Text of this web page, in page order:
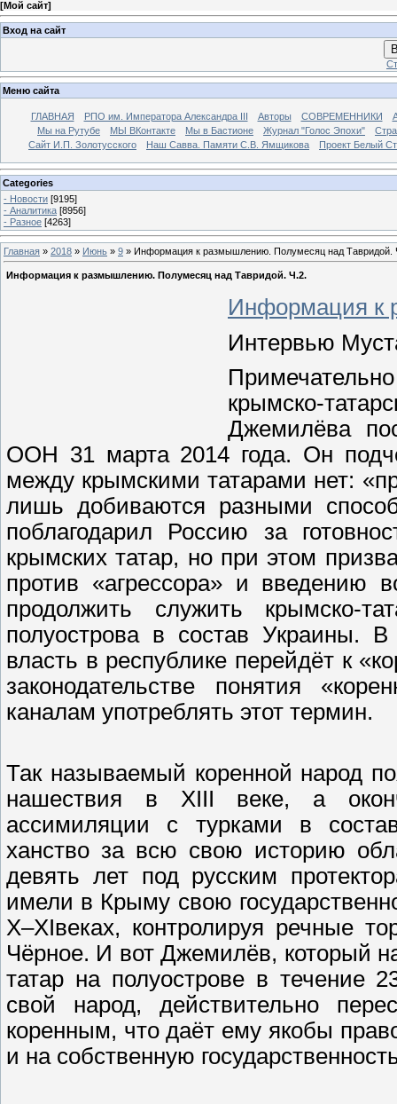
[Мой сайт]
Вход на сайт
Меню сайта
ГЛАВНАЯ РПО им. Императора Александра III Авторы СОВРЕМЕННИКИ
Мы на Рутубе
МЫ ВКонтакте Мы в Бастионе Журнал "Голос Эпохи"
Сайт И.П. Золотусского
Наш Савва. Памяти С.В. Ямщикова Проект Белый
Categories
- Новости [9195]
- Аналитика [8956]
- Разное [4263]
Главная » 2018 » Июнь » 9 » Информация к размышлению. Полумесяц над Тавридой.
Информация к размышлению. Полумесяц над Тавридой. Ч.2.
Информация к
Интервью
крымско-
Джемилёва
ООН 31 марта 2014 года. Он
между крымскими татарами нет:
лишь добиваются разными
поблагодарил Россию за
крымских татар, но при этом
против «агрессора» и
продолжить служить крымско-
полуострова в состав Украины.
власть в республике перейдёт к
законодательстве понятия
каналам употреблять этот термин.
Так называемый коренной народ
нашествия в XIII веке, а
ассимиляции с турками в
ханство за всю свою историю
девять лет под русским
имели в Крыму свою
X–XIвеках, контролируя речные
Чёрное. И вот Джемилёв, который
татар на полуострове в течение
свой народ, действительно
коренным, что даёт ему якобы
и на собственную